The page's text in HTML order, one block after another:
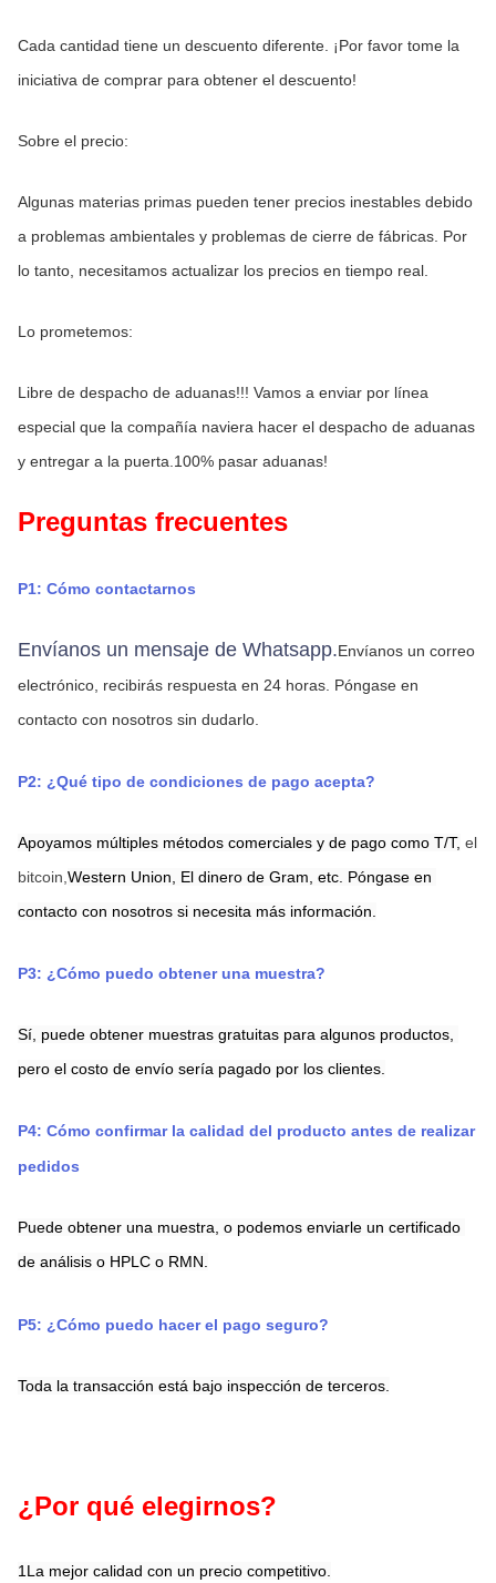
Cada cantidad tiene un descuento diferente. ¡Por favor tome la
iniciativa de comprar para obtener el descuento!
Sobre el precio:
Algunas materias primas pueden tener precios inestables debido
a problemas ambientales y problemas de cierre de fábricas. Por
lo tanto, necesitamos actualizar los precios en tiempo real.
Lo prometemos:
Libre de despacho de aduanas!!! Vamos a enviar por línea
especial que la compañía naviera hacer el despacho de aduanas
y entregar a la puerta.100% pasar aduanas!
Preguntas frecuentes
P1: Cómo contactarnos
Envíanos un mensaje de Whatsapp.Envíanos un correo
electrónico, recibirás respuesta en 24 horas. Póngase en
contacto con nosotros sin dudarlo.
P2: ¿Qué tipo de condiciones de pago acepta?
Apoyamos múltiples métodos comerciales y de pago como T/T, el
bitcoin, Western Union, El dinero de Gram, etc. Póngase en
contacto con nosotros si necesita más información.
P3: ¿Cómo puedo obtener una muestra?
Sí, puede obtener muestras gratuitas para algunos productos,
pero el costo de envío sería pagado por los clientes.
P4: Cómo confirmar la calidad del producto antes de realizar
pedidos
Puede obtener una muestra, o podemos enviarle un certificado
de análisis o HPLC o RMN.
P5: ¿Cómo puedo hacer el pago seguro?
Toda la transacción está bajo inspección de terceros.
¿Por qué elegirnos?
1La mejor calidad con un precio competitivo.